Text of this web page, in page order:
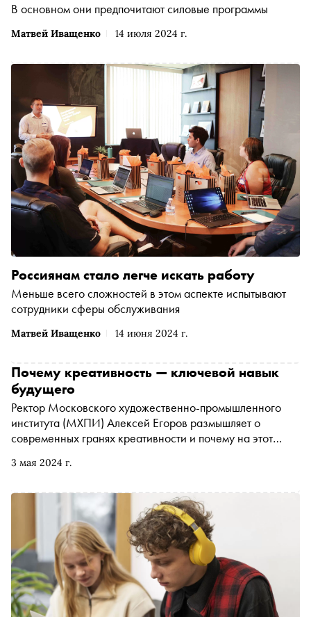
Матвей Иващенко 14 июля 2024 г.
В основном они предпочитают силовые программы
Матвей Иващенко 14 июня 2024 г.
Россиянам стало легче искать работу
Меньше всего сложностей в этом аспекте испытывают
сотрудники сферы обслуживания
3 мая 2024 г.
Почему креативность — ключевой навык
будущего
Ректор Московского художественно-промышленного
института (МХПИ) Алексей Егоров размышляет о
современных гранях креативности и почему на этот
работодатели